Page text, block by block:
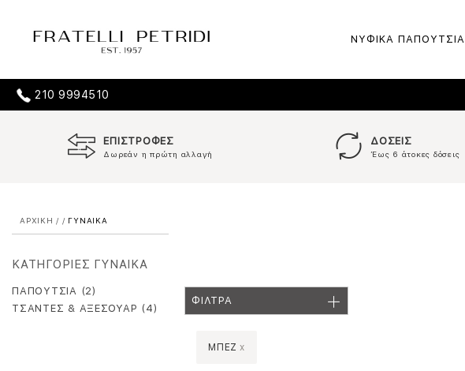
ΝΥΦΙΚΑ ΠΑΠΟΥΤΣΙΑ
210 9994510
ΕΠΙΣΤΡΟΦΕΣ
Δωρεάν η πρώτη αλλαγή
ΔΟΣΕΙΣ
Έως 6 άτοκες δόσεις
ΑΡΧΙΚΗ / / ΓΥΝΑΙΚΑ
ΚΑΤΗΓΟΡΙΕΣ ΓΥΝΑΙΚΑ
ΠΑΠΟΥΤΣΙΑ (2)
ΤΣΑΝΤΕΣ & ΑΞΕΣΟΥΑΡ (4)
ΦΙΛΤΡΑ
ΜΠΕΖ x